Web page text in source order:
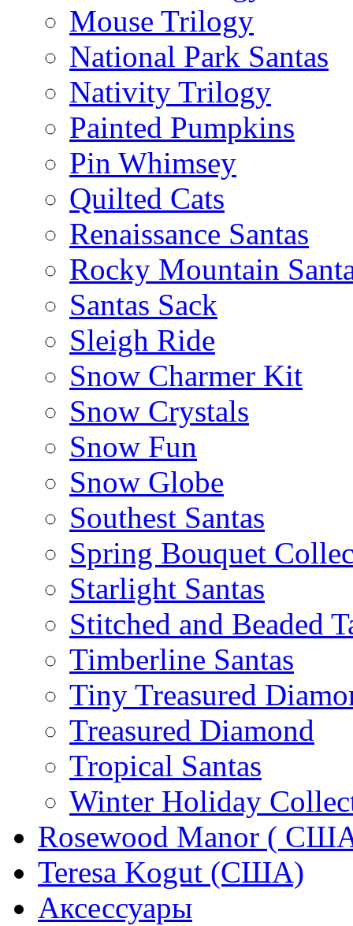
Mouse Trilogy
National Park Santas
Nativity Trilogy
Painted Pumpkins
Pin Whimsey
Quilted Cats
Renaissance Santas
Rocky Mountain
Santas Sack
Sleigh Ride
Snow Charmer Kit
Snow Crystals
Snow Fun
Snow Globe
Southest Santas
Spring Bouquet
Starlight Santas
Stitched and Beaded
Timberline Santas
Tiny Treasured
Treasured Diamond
Tropical Santas
Winter Holiday
Rosewood Manor (
Teresa Kogut (США)
Аксессуары